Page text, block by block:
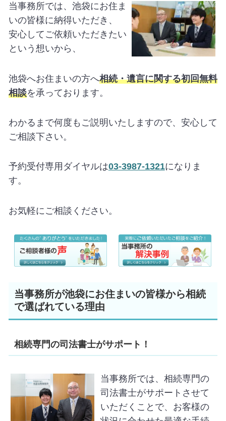
当事務所では、池袋にお住ま
いの皆様に納得いただき、
安心してご依頼いただきたい
という想いから、
池袋へお住まいの方へ相続・遺言に関する初回無料
相談を承っております。
わかるまで何度もご説明いたしますので、安心して
ご相談下さい。
予約受付専用ダイヤルは03-3987-1321になりま
す。
お気軽にご相談ください。
当事務所が池袋にお住まいの皆様から相続
で選ばれている理由
相続専門の司法書士がサポート！
当事務所では、相続専門の
司法書士がサポートさせて
いただくことで、 お客様の